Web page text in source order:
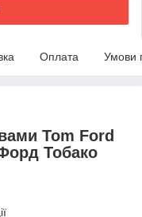
Оплата Умови
Tom Ford
Тобако